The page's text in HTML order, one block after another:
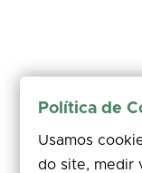
Política de
Usamos
do site, medir